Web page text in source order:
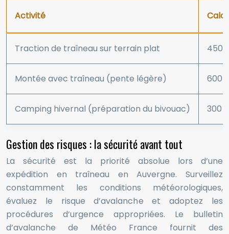
Activité
Traction de traîneau sur terrain plat 450
Montée avec traîneau (pente légère) 600
Camping hivernal (préparation du bivouac) 300
Gestion des risques : la sécurité avant tout
La sécurité est la priorité absolue lors d’une
expédition en traîneau en Auvergne. Surveillez
constamment les conditions météorologiques,
évaluez le risque d’avalanche et adoptez les
procédures d’urgence appropriées. Le bulletin
d’avalanche de Météo France fournit des